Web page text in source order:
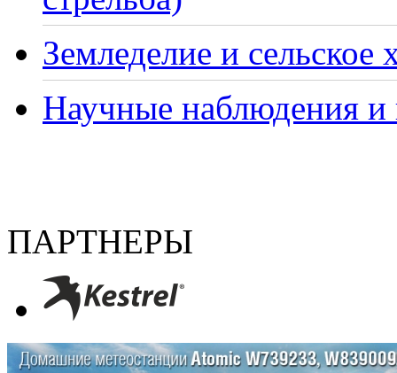
Земледелие и сельское
Научные наблюдения и
ПАРТНЕРЫ